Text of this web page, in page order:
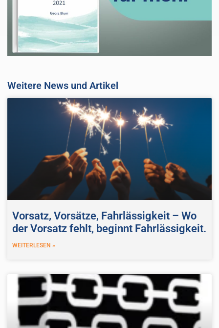
Weitere News und Artikel
Vorsatz, Vorsätze, Fahrlässigkeit – Wo
der Vorsatz fehlt, beginnt Fahrlässigkeit.
WEITERLESEN »